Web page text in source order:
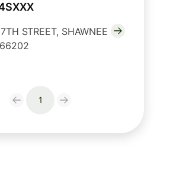
STREET, SHAWNEE
1